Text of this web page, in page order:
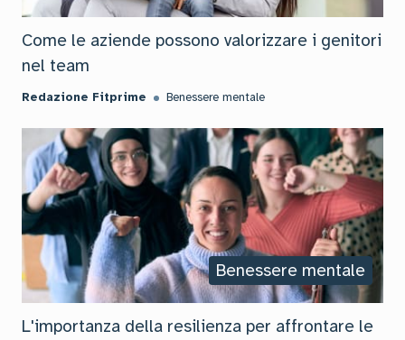
Come le aziende possono valorizzare i genitori
nel team
Redazione Fitprime Benessere mentale
Benessere mentale
L'importanza della resilienza per affrontare le